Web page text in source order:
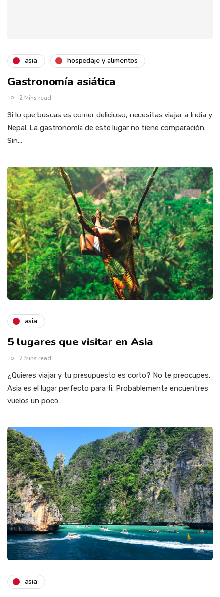
asia hospedaje y alimentos
Gastronomía asiática
2 Mins read
Si lo que buscas es comer delicioso, necesitas viajar a India y
Nepal. La gastronomía de este lugar no tiene comparación.
Sin…
asia
5 lugares que visitar en Asia
2 Mins read
¿Quieres viajar y tu presupuesto es corto? No te preocupes,
Asia es el lugar perfecto para ti. Probablemente encuentres
vuelos un poco…
asia